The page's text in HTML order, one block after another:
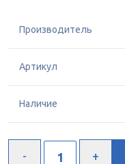
Производитель
Артикул
Наличие